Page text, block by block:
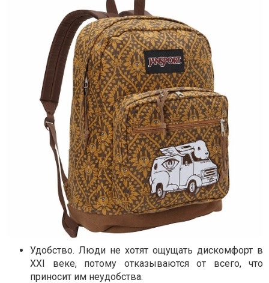
Удобство. Люди не хотят ощущать дискомфорт в
XXI веке, потому отказываются от всего, что
приносит им неудобства.